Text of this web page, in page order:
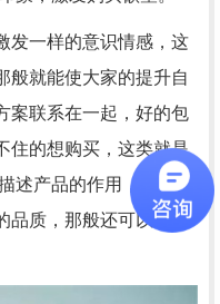
一样的意识情感，这
般就能使大家的提升自
案联系在一起，好的包
住的想购买，这类就是
述产品的作用，比如有
品质，那般还可以从侧